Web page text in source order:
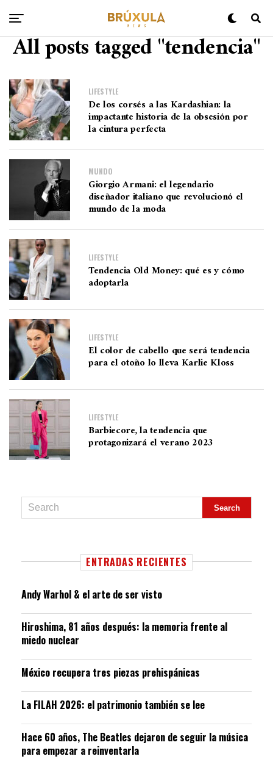
All posts tagged "tendencia"
LIFESTYLE
De los corsés a las Kardashian: la
impactante historia de la obsesión por
la cintura perfecta
MUNDO
Giorgio Armani: el legendario
diseñador italiano que revolucionó el
mundo de la moda
LIFESTYLE
Tendencia Old Money: qué es y cómo
adoptarla
LIFESTYLE
El color de cabello que será tendencia
para el otoño lo lleva Karlie Kloss
LIFESTYLE
Barbiecore, la tendencia que
protagonizará el verano 2023
ENTRADAS RECIENTES
Andy Warhol & el arte de ser visto
Hiroshima, 81 años después: la memoria frente al
miedo nuclear
México recupera tres piezas prehispánicas
La FILAH 2026: el patrimonio también se lee
Hace 60 años, The Beatles dejaron de seguir la música
para empezar a reinventarla